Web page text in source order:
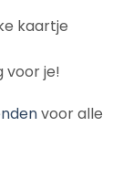
kaartje
voor je!
voor alle